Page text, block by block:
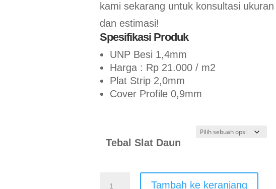
kami sekarang untuk konsultasi ukuran
dan estimasi!
Spesifikasi Produk
UNP Besi 1,4mm
Harga : Rp 21.000 / m2
Plat Strip 2,0mm
Cover Profile 0,9mm
Tebal Slat Daun
Tambah ke keranjang